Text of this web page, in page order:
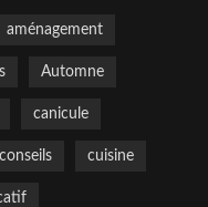
aménagement
Automne
canicule
conseils cuisine